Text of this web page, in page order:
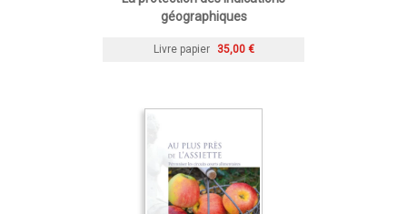
géographiques
Livre papier 35,00 €